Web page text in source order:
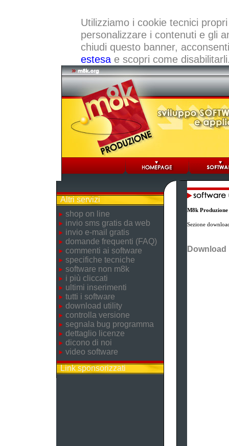
Utilizziamo i cookie tecnici
personalizzare i contenuti e gli
chiudi questo banner,
estesae scopri come
Altri servizi
shop on line
invio sms gratis da web
invio e-mail gratis
domande frequenti (FAQ)
commenti ai software
specifiche tecniche
software non m8k
i più cliccati
ultimi inserimenti
tutti i software
download utility
controlla versione
segnala bug programma
dettaglio licenze
dicono di noi
video software
Link sponsorizzati
M8k Produzione
Sezione
Download